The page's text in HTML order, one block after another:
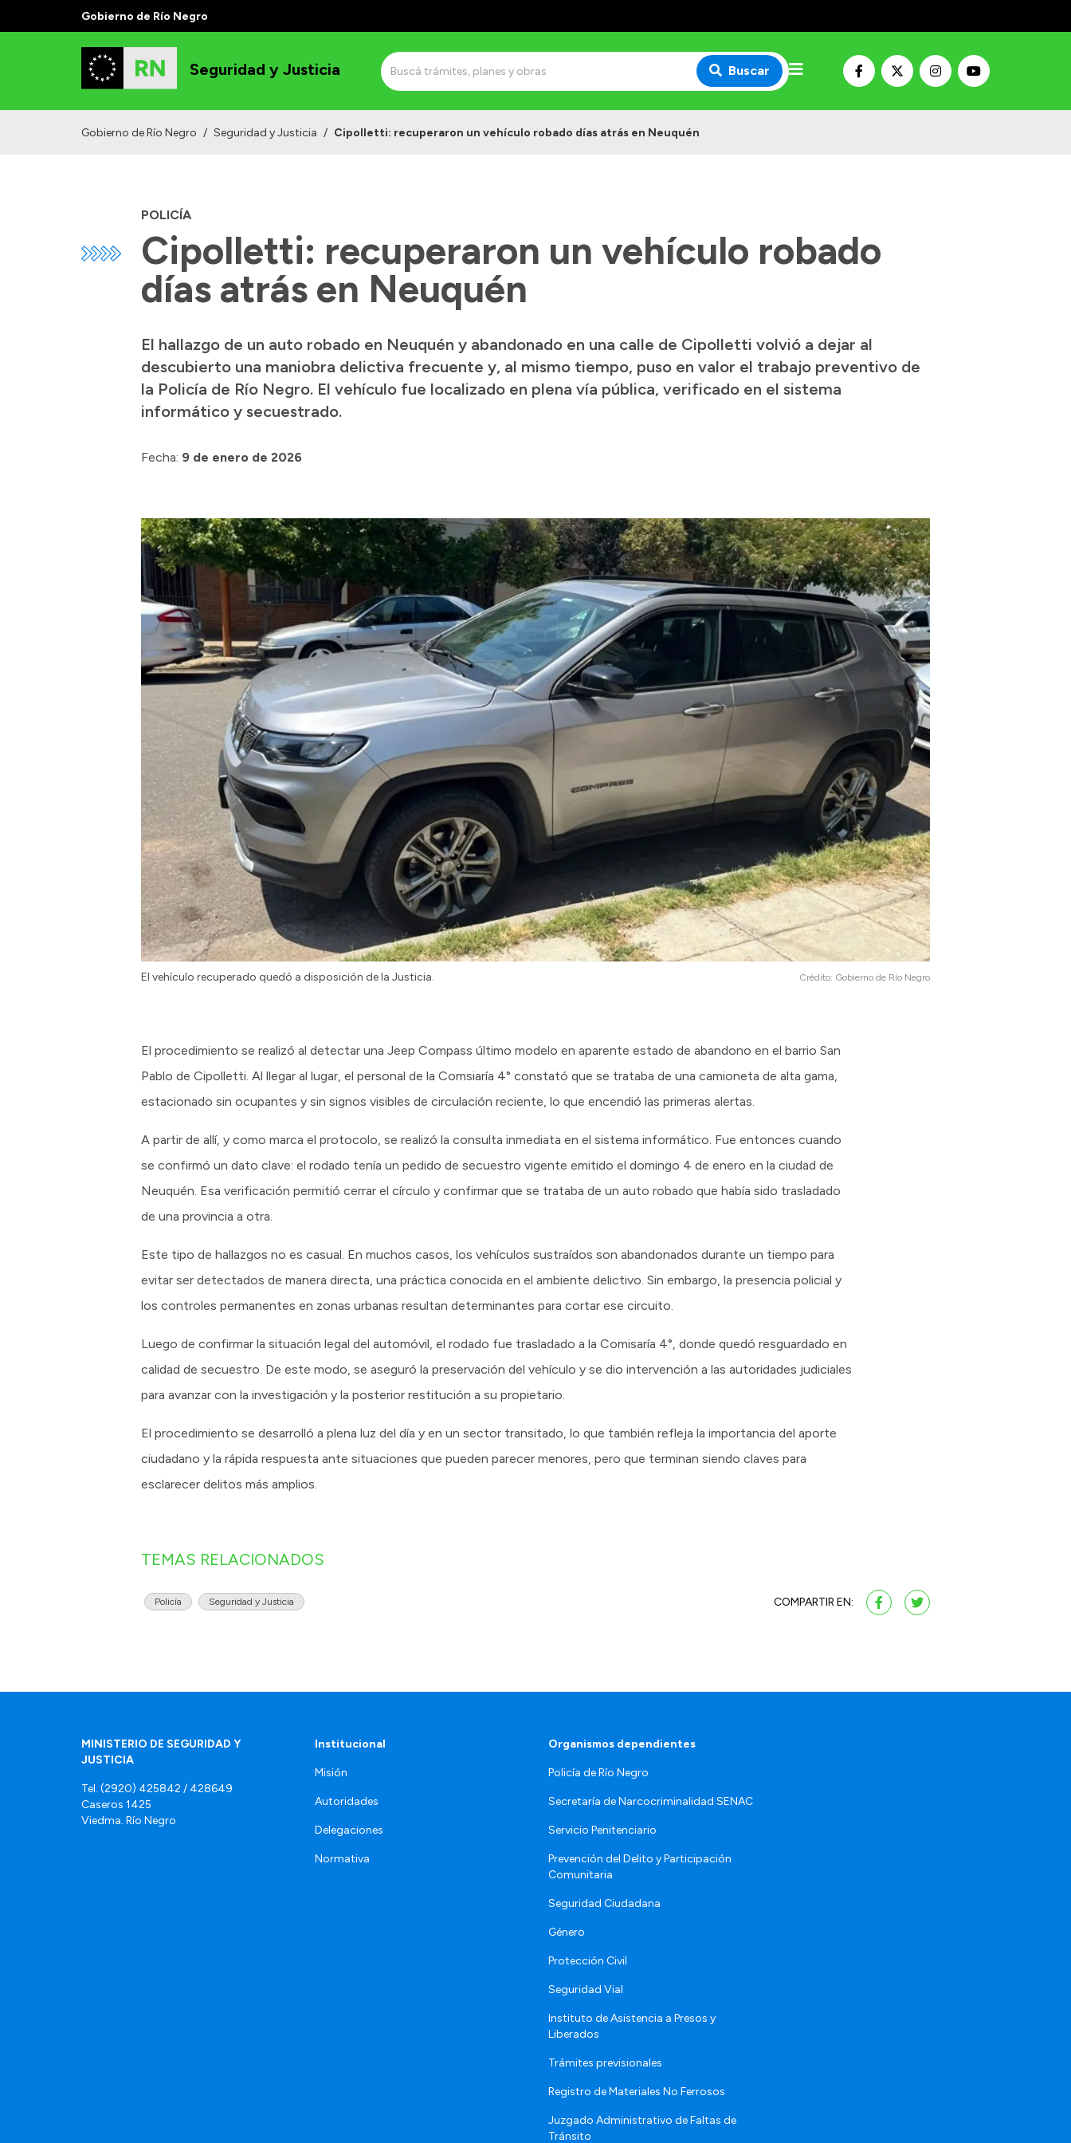
Gobierno de Río Negro
Seguridad y Justicia Buscar
Gobierno de Río Negro / Seguridad y Justicia / Cipolletti: recuperaron un vehículo robado días atrás en Neuquén
POLICÍA
Cipolletti: recuperaron un vehículo robado
días atrás en Neuquén
El hallazgo de un auto robado en Neuquén y abandonado en una calle de Cipolletti volvió a dejar al
descubierto una maniobra delictiva frecuente y, al mismo tiempo, puso en valor el trabajo preventivo de
la Policía de Río Negro. El vehículo fue localizado en plena vía pública, verificado en el sistema
informático y secuestrado.
Fecha: 9 de enero de 2026
El vehículo recuperado quedó a disposición de la Justicia. Crédito: Gobierno de Río Negro
El procedimiento se realizó al detectar una Jeep Compass último modelo en aparente estado de abandono en el barrio San
Pablo de Cipolletti. Al llegar al lugar, el personal de la Comsiaría 4° constató que se trataba de una camioneta de alta gama,
estacionado sin ocupantes y sin signos visibles de circulación reciente, lo que encendió las primeras alertas.
A partir de allí, y como marca el protocolo, se realizó la consulta inmediata en el sistema informático. Fue entonces cuando
se confirmó un dato clave: el rodado tenía un pedido de secuestro vigente emitido el domingo 4 de enero en la ciudad de
Neuquén. Esa verificación permitió cerrar el círculo y confirmar que se trataba de un auto robado que había sido trasladado
de una provincia a otra.
Este tipo de hallazgos no es casual. En muchos casos, los vehículos sustraídos son abandonados durante un tiempo para
evitar ser detectados de manera directa, una práctica conocida en el ambiente delictivo. Sin embargo, la presencia policial y
los controles permanentes en zonas urbanas resultan determinantes para cortar ese circuito.
Luego de confirmar la situación legal del automóvil, el rodado fue trasladado a la Comisaría 4°, donde quedó resguardado en
calidad de secuestro. De este modo, se aseguró la preservación del vehículo y se dio intervención a las autoridades judiciales
para avanzar con la investigación y la posterior restitución a su propietario.
El procedimiento se desarrolló a plena luz del día y en un sector transitado, lo que también refleja la importancia del aporte
ciudadano y la rápida respuesta ante situaciones que pueden parecer menores, pero que terminan siendo claves para
esclarecer delitos más amplios.
TEMAS RELACIONADOS
Policía Seguridad y Justicia COMPARTIR EN:
MINISTERIO DE SEGURIDAD Y
JUSTICIA
Tel. (2920) 425842 / 428649
Caseros 1425
Viedma. Río Negro
Institucional
Misión
Autoridades
Delegaciones
Normativa
Organismos dependientes
Policía de Río Negro
Secretaría de Narcocriminalidad SENAC
Servicio Penitenciario
Prevención del Delito y Participación
Comunitaria
Seguridad Ciudadana
Género
Protección Civil
Seguridad Vial
Instituto de Asistencia a Presos y
Liberados
Trámites previsionales
Registro de Materiales No Ferrosos
Juzgado Administrativo de Faltas de
Tránsito